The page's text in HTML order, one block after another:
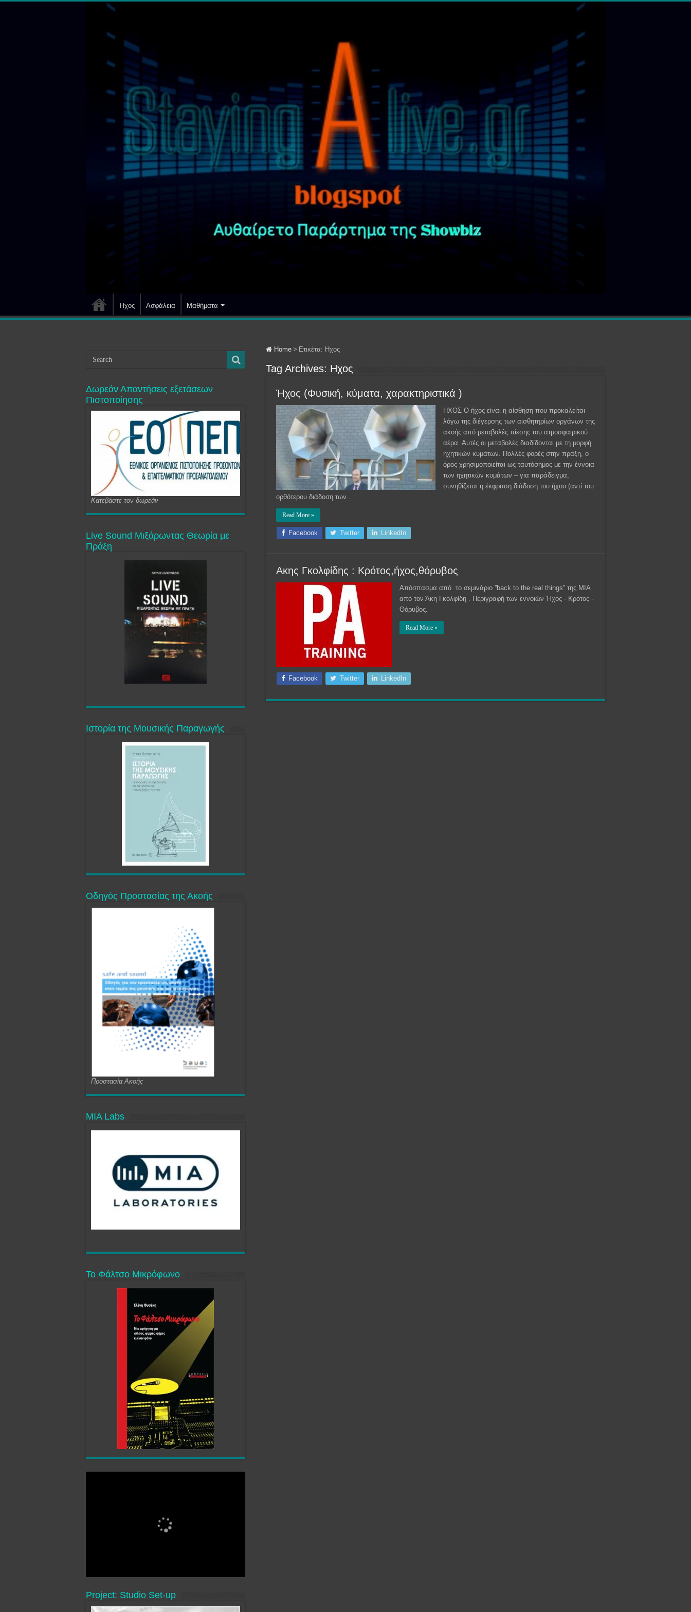
Ήχος Ασφάλεια Μαθήματα
Home > Ετικέτα: Ηχος
Tag Archives: Ηχος
Ήχος (Φυσική, κύματα, χαρακτηριστικά )
ΗΧΟΣ Ο ήχος είναι η αίσθηση που προκαλείται
λόγω της διέγερσης των αισθητηρίων οργάνων της
ακοής από μεταβολές πίεσης του ατμοσφαιρικού
αέρα. Αυτές οι μεταβολές διαδίδονται με τη μορφή
ηχητικών κυμάτων. Πολλές φορές στην πράξη, ο
όρος χρησιμοποιείται ως ταυτόσημος με την έννοια
των ηχητικών κυμάτων – για παράδειγμα,
συνηθίζεται η έκφραση διάδοση του ήχου (αντί του
ορθότερου διάδοση των …
Read More »
Facebook Twitter LinkedIn
Ακης Γκολφίδης : Κρότος,ήχος,θόρυβος
Απόσπασμα από το σεμινάριο ''back to the real things'' της ΜΙΑ
από τον Άκη Γκολφίδη . Περιγραφή των εννοιών Ήχος - Κρότος -
Θόρυβος.
Read More »
Facebook Twitter LinkedIn
Δωρεάν Απαντήσεις εξετάσεων
Πιστοποίησης
Κατεβάστε τον δωρεάν
Live Sound Μιξάρωντας Θεωρία με
Πράξη
Ιστορία της Μουσικής Παραγωγής
Οδηγός Προστασίας της Ακοής
Προστασία Ακοής
MIA Labs
Το Φάλτσο Μικρόφωνο
Project: Studio Set-up